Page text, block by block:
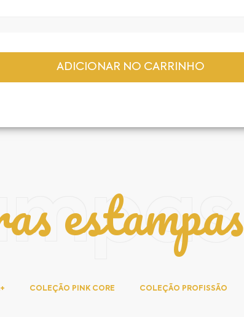
estampas
COLEÇÃO PINK CORE COLEÇÃO PROFISSÃO